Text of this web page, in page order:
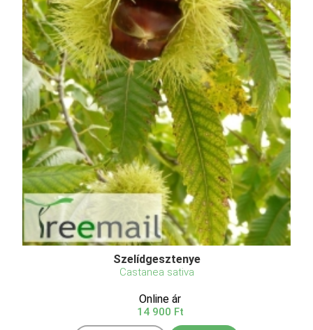
Szelídgesztenye
Castanea sativa
Online ár
14 900 Ft